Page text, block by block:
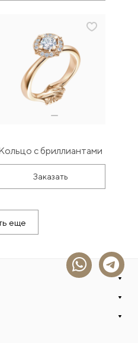
с бриллиантами
Заказать
еще